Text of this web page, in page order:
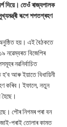
দিয়ে। তেওঁ ৰাজ্যপালক
ৰূপে শপতগ্ৰহণ
হয়। এই বৈঠকতে
নৱেম্বৰত বিজেপিৰ
নৱনিৰ্বাচিত
আৰু ইয়াতে বিধায়িনী
কৰিব। ইফালে, নতুন
হৈছে।
পৌৰ নিগমৰ পৰা বন
পৰাই তোলাৰ কামত